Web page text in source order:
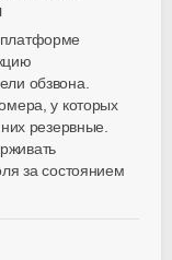
обзвона.
у которых
резервные.
за состоянием